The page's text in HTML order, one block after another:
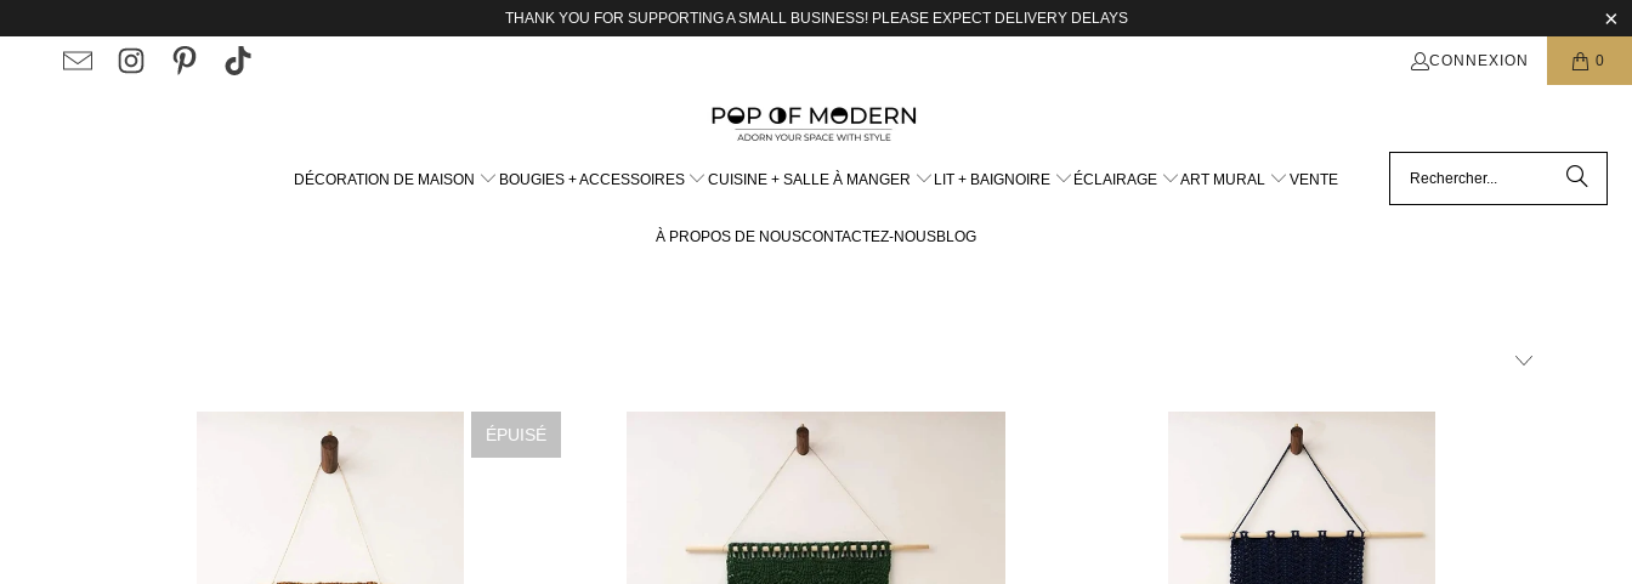
THANK YOU FOR SUPPORTING A SMALL BUSINESS! PLEASE EXPECT DELIVERY DELAYS
CONNEXION 0
DÉCORATION DE MAISON BOUGIES + ACCESSOIRES CUISINE + SALLE À MANGER LIT + BAIGNOIRE ÉCLAIRAGE ART MURAL VENTE
À PROPOS DE NOUSCONTACTEZ-NOUSBLOG
$49.99 USD
ÉPUISÉ